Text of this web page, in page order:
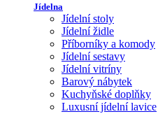
Jídelna
Jídelní stoly
Jídelní židle
Příborníky a komody
Jídelní sestavy
Jídelní vitríny
Barový nábytek
Kuchyňské doplňky
Luxusní jídelní lavice